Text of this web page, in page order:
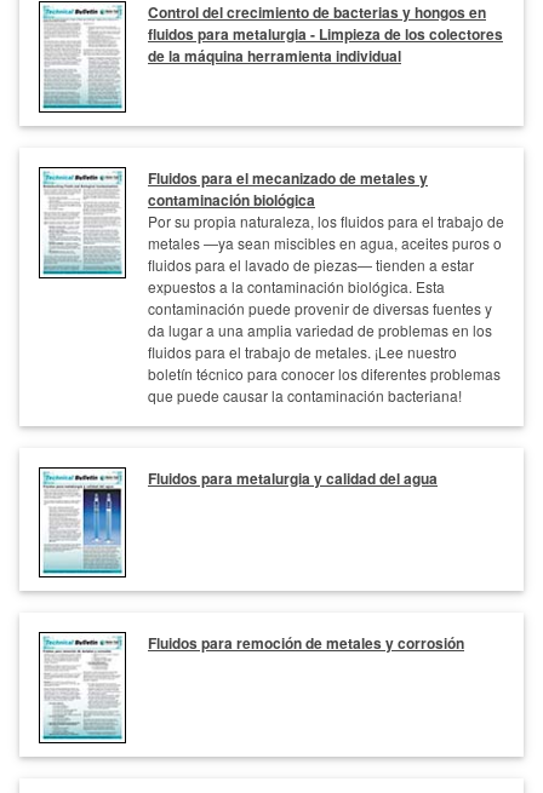
Control del crecimiento de bacterias y hongos en
fluidos para metalurgia - Limpieza de los colectores
de la máquina herramienta individual
Fluidos para el mecanizado de metales y
contaminación biológica
Por su propia naturaleza, los fluidos para el trabajo de
metales —ya sean miscibles en agua, aceites puros o
fluidos para el lavado de piezas— tienden a estar
expuestos a la contaminación biológica. Esta
contaminación puede provenir de diversas fuentes y
da lugar a una amplia variedad de problemas en los
fluidos para el trabajo de metales. ¡Lee nuestro
boletín técnico para conocer los diferentes problemas
que puede causar la contaminación bacteriana!
Fluidos para metalurgia y calidad del agua
Fluidos para remoción de metales y corrosión